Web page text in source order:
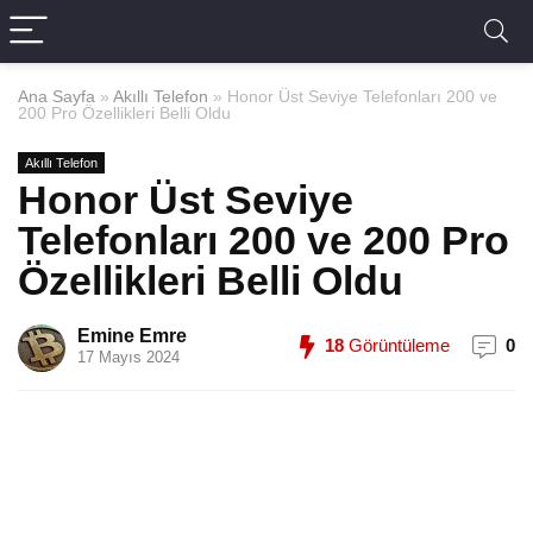
Ana Sayfa » Akıllı Telefon » Honor Üst Seviye Telefonları 200 ve
200 Pro Özellikleri Belli Oldu
Akıllı Telefon
Honor Üst Seviye
Telefonları 200 ve 200 Pro
Özellikleri Belli Oldu
Emine Emre
17 Mayıs 2024
18 Görüntüleme 0